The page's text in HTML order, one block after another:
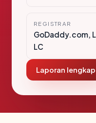
REGISTRAR
GoDaddy.com, L
LC
Laporan